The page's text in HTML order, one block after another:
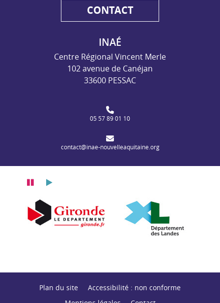
CONTACT
INAÉ
Centre Régional Vincent Merle
102 avenue de Canéjan
33600 PESSAC
05 57 89 01 10
contact@inae-nouvelleaquitaine.org
PauseLecture
Nouvelle-AquitaineDépartement de la Gironde
Département des
Plan du site
Accessibilité : non conforme